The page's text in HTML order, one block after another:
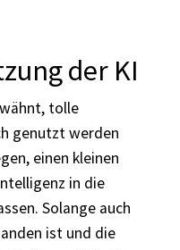
der KI
tolle
genutzt werden
einen kleinen
in die
Solange auch
ist und die